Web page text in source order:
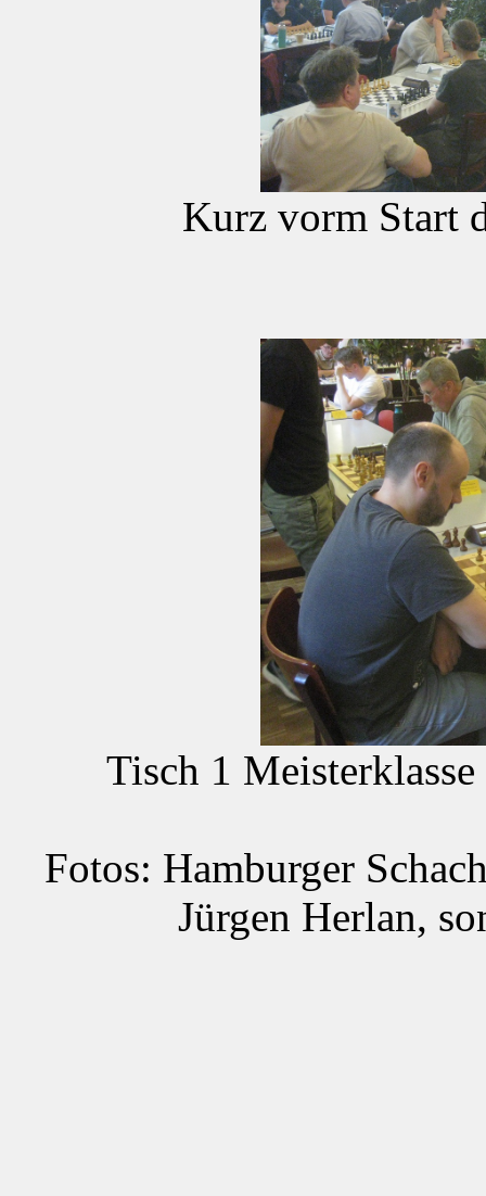
Kurz vorm Start
Tisch 1
Fotos: Hamburger
Jürgen Herlan,